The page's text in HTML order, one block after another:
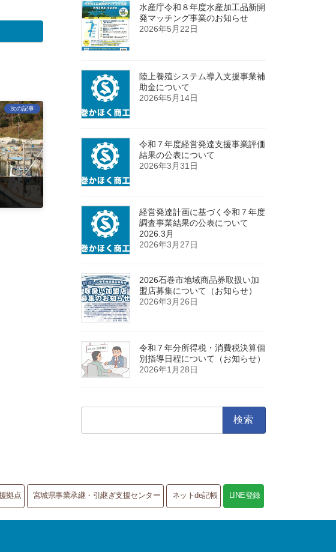
次の記事
水産庁令和８年度水産加工品新開
発マッチング事業のお知らせ
2026年5月22日
陸上養殖システム導入支援事業補
助金について
2026年5月14日
令和７年度経営発達支援事業評価
結果の公表について
2026年3月31日
経営発達計画に基づく令和７年度
調査事業結果の公表について
2026.3月
2026年3月27日
2026石巻市地域商品券取扱い加
盟店募集について（お知らせ）
2026年3月26日
令和７年分所得税・消費税決算個
別指導日程について（お知らせ）
2026年1月28日
拠点 宮城県事業承継・引継ぎ支援センター ネットde記帳 LINE登録